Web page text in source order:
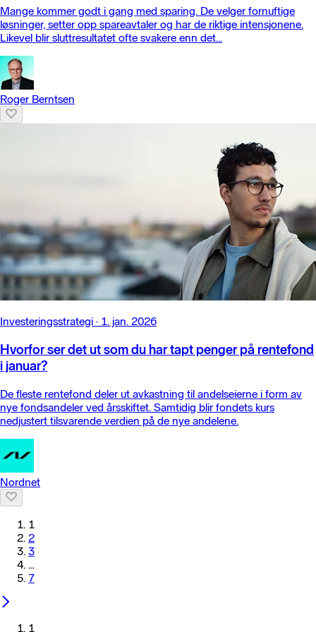
Mange kommer godt i gang med sparing. De velger fornuftige
løsninger, setter opp spareavtaler og har de riktige intensjonene.
Likevel blir sluttresultatet ofte svakere enn det...
Roger Berntsen
Investeringsstrategi · 1. jan. 2026
Hvorfor ser det ut som du har tapt penger på rentefond
i januar?
De fleste rentefond deler ut avkastning til andelseierne i form av
nye fondsandeler ved årsskiftet. Samtidig blir fondets kurs
nedjustert tilsvarende verdien på de nye andelene.
Nordnet
1
2
3
...
7
1